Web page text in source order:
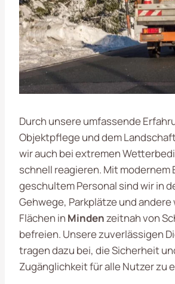
Durch unsere umfassende
Objektpflege und dem
wir auch bei extremen
schnell reagieren. Mit modernem
geschultem Personal sind wir in
Gehwege, Parkplätze und
Flächen in Mindenzeitnah von
befreien. Unsere zuverlässigen
tragen dazu bei, die Sicherheit
Zugänglichkeit für alle Nutzer zu